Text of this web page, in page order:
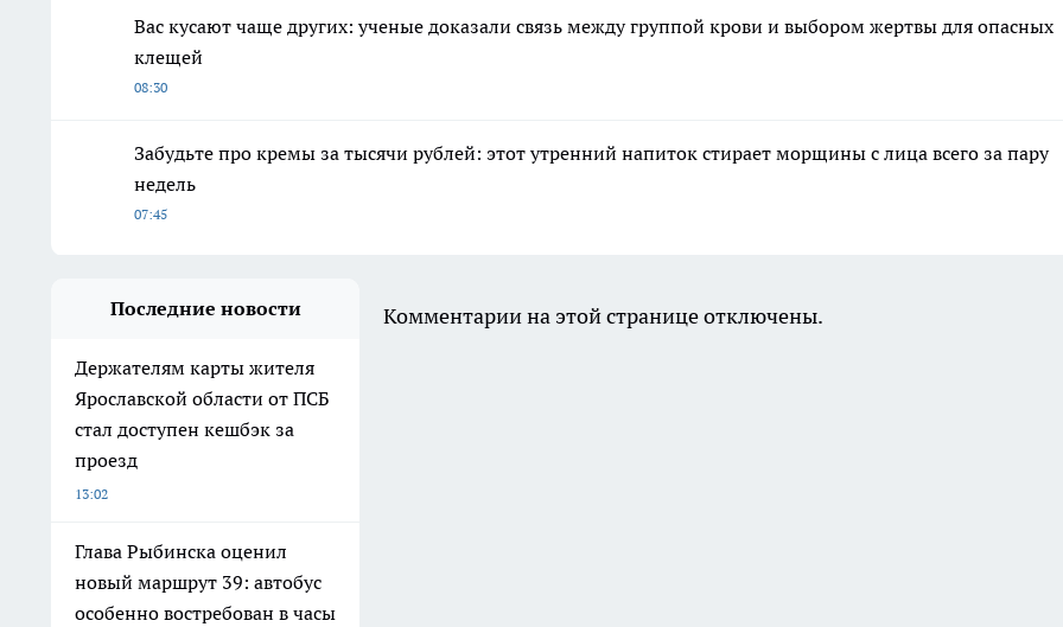
Вас кусают чаще других: ученые доказали связь между группой крови и выбором жертвы для опасных
клещей
08:30
Забудьте про кремы за тысячи рублей: этот утренний напиток стирает морщины с лица всего за пару
недель
07:45
Последние новости
Держателям карты жителя
Ярославской области от ПСБ
стал доступен кешбэк за
проезд
13:02
Глава Рыбинска оценил
новый маршрут 39: автобус
особенно востребован в часы
Комментарии на этой странице отключены.